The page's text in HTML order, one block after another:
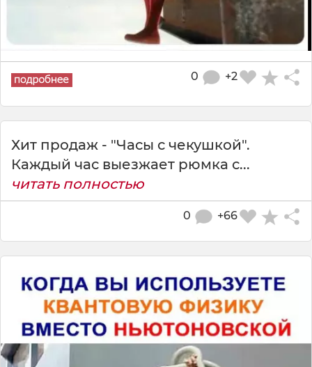
+2
0
Хит продаж - "Часы с чекушкой".
Каждый час выезжает рюмка с...
читать полностью
+66
0